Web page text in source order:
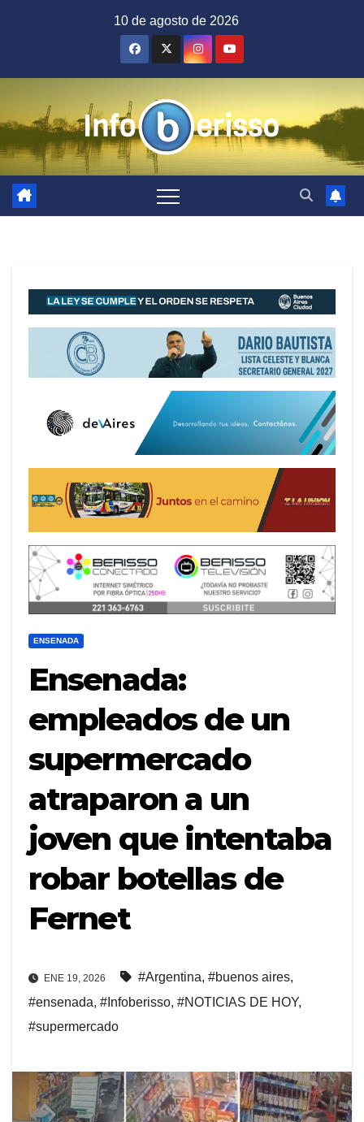
10 de agosto de 2026
ENSENADA
Ensenada:
empleados de un
supermercado
atraparon a un
joven que intentaba
robar botellas de
Fernet
ENE 19, 2026 #Argentina, #buenos aires,
#ensenada, #Infoberisso, #NOTICIAS DE HOY,
#supermercado